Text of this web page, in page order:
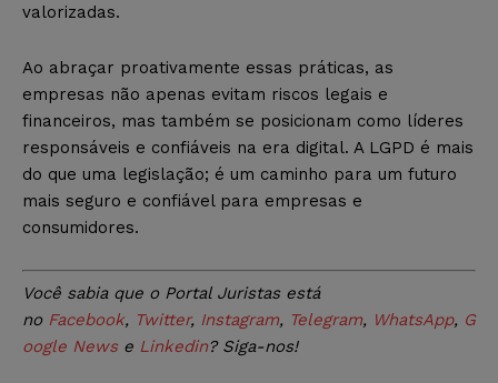
valorizadas.
Ao abraçar proativamente essas práticas, as
empresas não apenas evitam riscos legais e
financeiros, mas também se posicionam como líderes
responsáveis e confiáveis na era digital. A LGPD é mais
do que uma legislação; é um caminho para um futuro
mais seguro e confiável para empresas e
consumidores.
Você sabia que o Portal Juristas está
no Facebook, Twitter, Instagram, Telegram, WhatsApp, G
oogle Newse Linkedin? Siga-nos!